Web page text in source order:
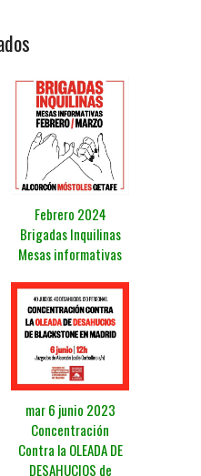
Febrero 2024
Brigadas Inquilinas
Mesas informativas
mar 6 junio 2023
Concentración
Contra la OLEADA DE
DESAHUCIOS de